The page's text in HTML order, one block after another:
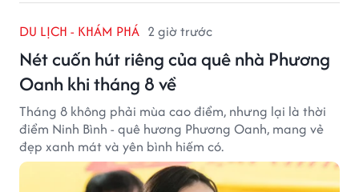
DU LỊCH - KHÁM PHÁ 2 giờ trước
Nét cuốn hút riêng của quê nhà Phương
Oanh khi tháng 8 về
Tháng 8 không phải mùa cao điểm, nhưng lại là thời
điểm Ninh Bình - quê hương Phương Oanh, mang vẻ
đẹp xanh mát và yên bình hiếm có.